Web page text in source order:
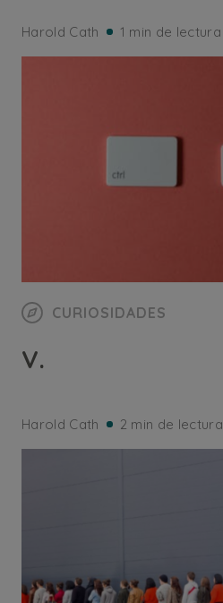
Harold Cath 1 min de lectura
CURIOSIDADES
V.
Harold Cath 2 min de lectura